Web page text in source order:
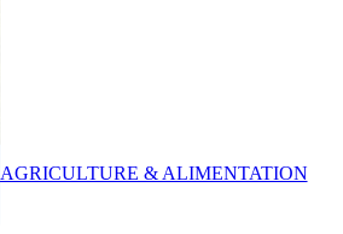
AGRICULTURE & ALIMENTATION